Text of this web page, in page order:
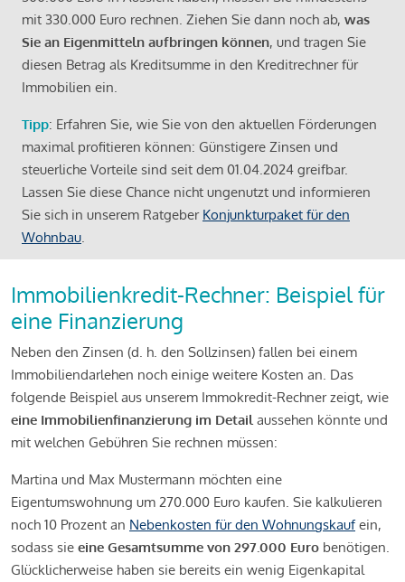
mit 330.000 Euro rechnen. Ziehen Sie dann noch ab, was
Sie an Eigenmitteln aufbringen können, und tragen Sie
diesen Betrag als Kreditsumme in den Kreditrechner für
Immobilien ein.
Tipp: Erfahren Sie, wie Sie von den aktuellen Förderungen
maximal profitieren können: Günstigere Zinsen und
steuerliche Vorteile sind seit dem 01.04.2024 greifbar.
Lassen Sie diese Chance nicht ungenutzt und informieren
Sie sich in unserem Ratgeber Konjunkturpaket für den
Wohnbau.
Immobilienkredit-Rechner: Beispiel für
eine Finanzierung
Neben den Zinsen (d. h. den Sollzinsen) fallen bei einem
Immobiliendarlehen noch einige weitere Kosten an. Das
folgende Beispiel aus unserem Immokredit-Rechner zeigt, wie
eine Immobilienfinanzierung im Detail aussehen könnte und
mit welchen Gebühren Sie rechnen müssen:
Martina und Max Mustermann möchten eine
Eigentumswohnung um 270.000 Euro kaufen. Sie kalkulieren
noch 10 Prozent an Nebenkosten für den Wohnungskaufein,
sodass sie eine Gesamtsumme von 297.000 Euro benötigen.
Glücklicherweise haben sie bereits ein wenig Eigenkapital